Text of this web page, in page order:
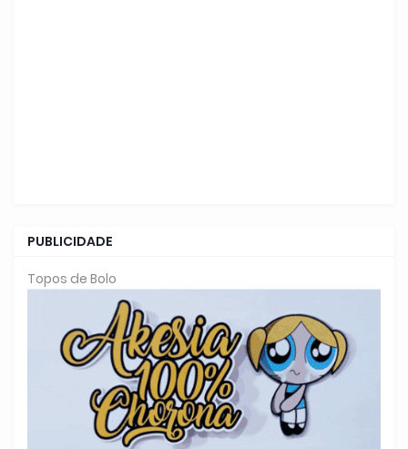
PUBLICIDADE
Topos de Bolo